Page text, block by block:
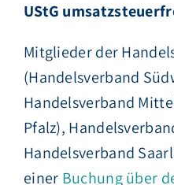
UStG
Mitglieder der
(Handelsverband
Handelsverband
Pfalz),
Handelsverband
einer Buchung über